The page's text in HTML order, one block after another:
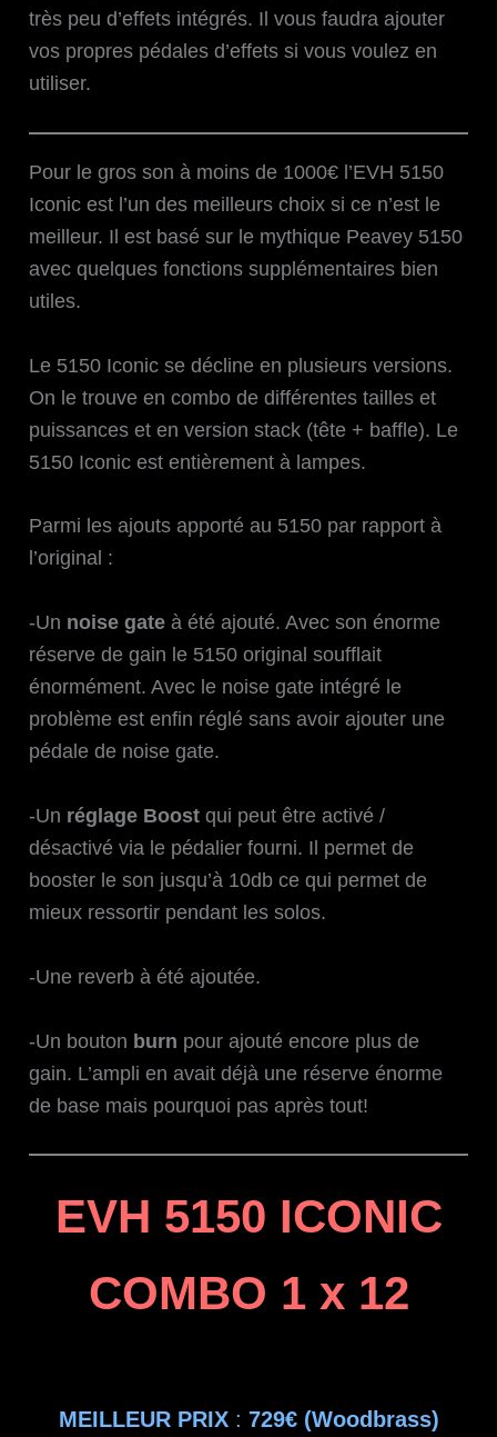
très peu d’effets intégrés. Il vous faudra ajouter
vos propres pédales d’effets si vous voulez en
utiliser.
Pour le gros son à moins de 1000€ l’EVH 5150
Iconic est l’un des meilleurs choix si ce n’est le
meilleur. Il est basé sur le mythique Peavey 5150
avec quelques fonctions supplémentaires bien
utiles.
Le 5150 Iconic se décline en plusieurs versions.
On le trouve en combo de différentes tailles et
puissances et en version stack (tête + baffle). Le
5150 Iconic est entièrement à lampes.
Parmi les ajouts apporté au 5150 par rapport à
l’original :
-Un noise gate à été ajouté. Avec son énorme
réserve de gain le 5150 original soufflait
énormément. Avec le noise gate intégré le
problème est enfin réglé sans avoir ajouter une
pédale de noise gate.
-Un réglage Boost qui peut être activé /
désactivé via le pédalier fourni. Il permet de
booster le son jusqu’à 10db ce qui permet de
mieux ressortir pendant les solos.
-Une reverb à été ajoutée.
-Un bouton burn pour ajouté encore plus de
gain. L’ampli en avait déjà une réserve énorme
de base mais pourquoi pas après tout!
EVH 5150 ICONIC
COMBO 1 x 12
MEILLEUR PRIX: 729€ (Woodbrass)